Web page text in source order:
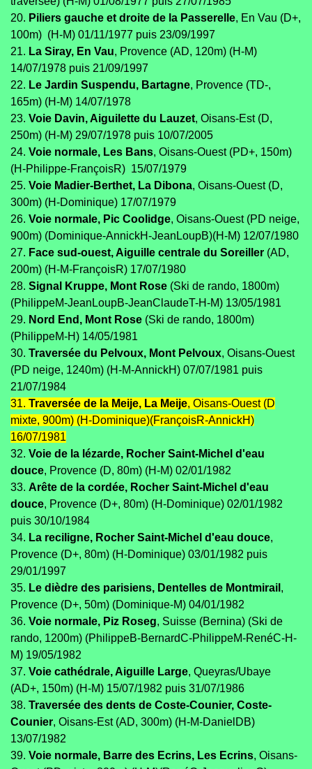
20. Piliers gauche et droite de la Passerelle, En Vau (D+,
100m) (H-M) 01/11/1977 puis 23/09/1997
21. La Siray, En Vau, Provence (AD, 120m) (H-M)
14/07/1978 puis 21/09/1997
22. Le Jardin Suspendu, Bartagne, Provence (TD-,
165m) (H-M) 14/07/1978
23. Voie Davin, Aiguilette du Lauzet, Oisans-Est (D,
250m) (H-M) 29/07/1978 puis 10/07/2005
24. Voie normale, Les Bans, Oisans-Ouest (PD+, 150m)
(H-Philippe-FrançoisR) 15/07/1979
25. Voie Madier-Berthet, La Dibona, Oisans-Ouest (D,
300m) (H-Dominique) 17/07/1979
26. Voie normale, Pic Coolidge, Oisans-Ouest (PD neige,
900m) (Dominique-AnnickH-JeanLoupB)(H-M) 12/07/1980
27. Face sud-ouest, Aiguille centrale du Soreiller (AD,
200m) (H-M-FrançoisR) 17/07/1980
28. Signal Kruppe, Mont Rose (Ski de rando, 1800m)
(PhilippeM-JeanLoupB-JeanClaudeT-H-M) 13/05/1981
29. Nord End, Mont Rose (Ski de rando, 1800m)
(PhilippeM-H) 14/05/1981
30. Traversée du Pelvoux, Mont Pelvoux, Oisans-Ouest
(PD neige, 1240m) (H-M-AnnickH) 07/07/1981 puis
21/07/1984
31. Traversée de la Meije, La Meije, Oisans-Ouest (D
mixte, 900m) (H-Dominique)(FrançoisR-AnnickH)
16/07/1981
32. Voie de la lézarde, Rocher Saint-Michel d'eau
douce, Provence (D, 80m) (H-M) 02/01/1982
33. Arête de la cordée, Rocher Saint-Michel d'eau
douce, Provence (D+, 80m) (H-Dominique) 02/01/1982
puis 30/10/1984
34. La reciligne, Rocher Saint-Michel d'eau douce,
Provence (D+, 80m) (H-Dominique) 03/01/1982 puis
29/01/1997
35. Le dièdre des parisiens, Dentelles de Montmirail ,
Provence (D+, 50m) (Dominique-M) 04/01/1982
36. Voie normale, Piz Roseg, Suisse (Bernina) (Ski de
rando, 1200m) (PhilippeB-BernardC-PhilippeM-RenéC-H-
M) 19/05/1982
37. Voie cathédrale, Aiguille Large, Queyras/Ubaye
(AD+, 150m) (H-M) 15/07/1982 puis 31/07/1986
38. Traversée des dents de Coste-Counier, Coste-
Counier, Oisans-Est (AD, 300m) (H-M-DanielDB)
13/07/1982
39. Voie normale, Barre des Ecrins, Les Ecrins, Oisans-